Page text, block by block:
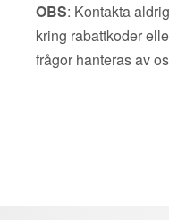
OBS: Kontakta
kring rabattkoder
frågor hanteras av